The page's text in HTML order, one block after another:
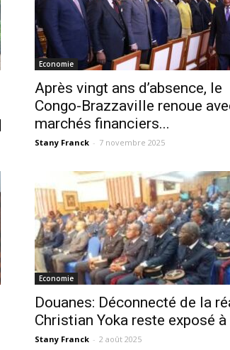
Economie
Après vingt ans d’absence, le
Congo-Brazzaville renoue
marchés financiers...
Stany Franck - 7 novembre 2025
Economie
Douanes: Déconnecté de la
Christian Yoka reste exposé à
Stany Franck - 2 août 2025